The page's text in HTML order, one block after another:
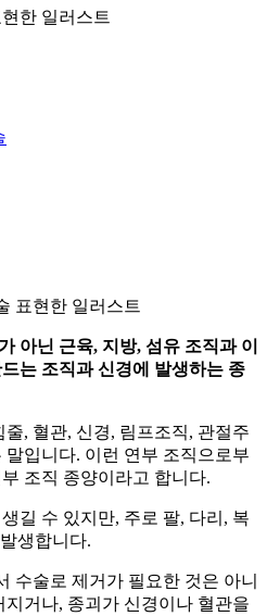
아닌 근육, 지방, 섬유 조직과 이
는 조직과 신경에 발생하는 종
, 혈관, 신경, 림프조직, 관절주
말입니다. 이런 연부 조직으로부
조직 종양이라고 합니다.
길 수 있지만, 주로 팔, 다리, 복
생합니다.
수술로 제거가 필요한 것은 아니
지거나, 종괴가 신경이나 혈관을